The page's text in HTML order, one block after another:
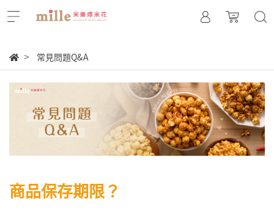
常見問題Q&A
商品保存期限？